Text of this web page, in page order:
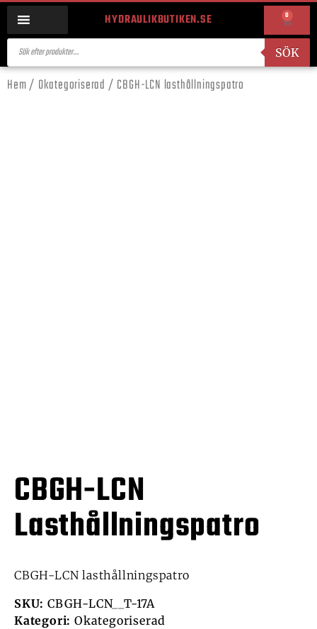
HYDRAULIKBUTIKEN.SE 0
SÖK
Hem/ Okategoriserad / CBGH-LCN lasthållningspatro
CBGH-LCN
Lasthållningspatro
CBGH-LCN lasthållningspatro
SKU: CBGH-LCN__T-17A
Kategori: Okategoriserad